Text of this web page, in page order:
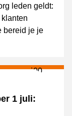
leden geldt:
bereid je je
1 juli: